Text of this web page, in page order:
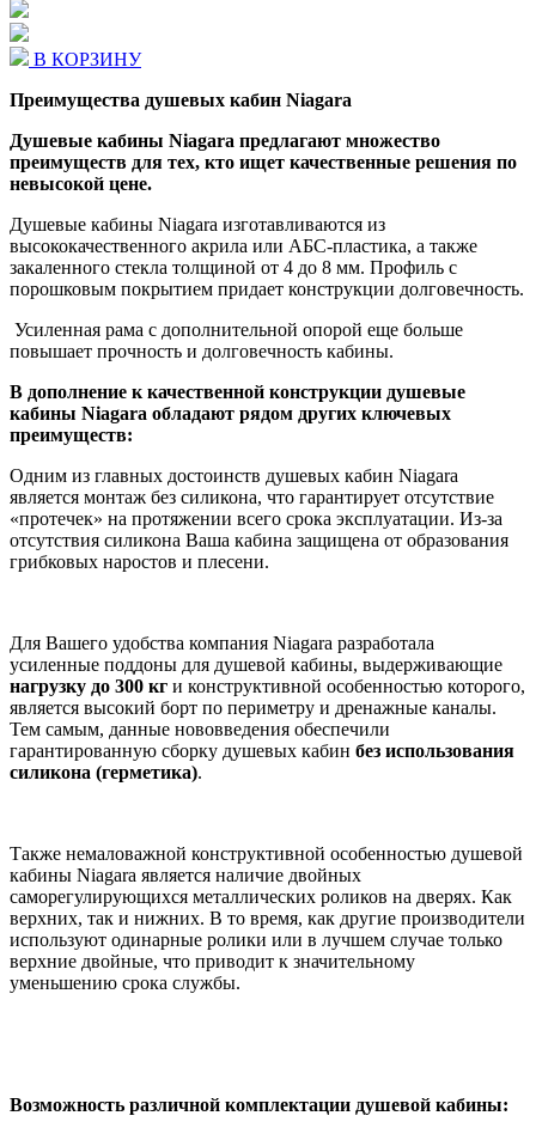
В КОРЗИНУ
Преимущества душевых кабин Niagara
Душевые кабины Niagara предлагают множество
преимуществ для тех, кто ищет качественные решения по
невысокой цене.
Душевые кабины Niagara изготавливаются из
высококачественного акрила или АБС-пластика, а также
закаленного стекла толщиной от 4 до 8 мм. Профиль с
порошковым покрытием придает конструкции долговечность.
Усиленная рама с дополнительной опорой еще больше
повышает прочность и долговечность кабины.
В дополнение к качественной конструкции душевые
кабины Niagara обладают рядом других ключевых
преимуществ:
Одним из главных достоинств душевых кабин Niagara
является монтаж без силикона, что гарантирует отсутствие
«протечек» на протяжении всего срока эксплуатации. Из-за
отсутствия силикона Ваша кабина защищена от образования
грибковых наростов и плесени.
Для Вашего удобства компания Niagara разработала
усиленные поддоны для душевой кабины, выдерживающие
нагрузку до 300 кг и конструктивной особенностью которого,
является высокий борт по периметру и дренажные каналы.
Тем самым, данные нововведения обеспечили
гарантированную сборку душевых кабин без использования
силикона (герметика).
Также немаловажной конструктивной особенностью душевой
кабины Niagara является наличие двойных
саморегулирующихся металлических роликов на дверях. Как
верхних, так и нижних. В то время, как другие производители
используют одинарные ролики или в лучшем случае только
верхние двойные, что приводит к значительному
уменьшению срока службы.
Возможность различной комплектации душевой кабины: